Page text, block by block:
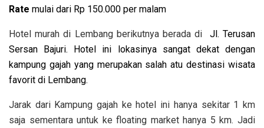
Rate mulai dari Rp 150.000 per malam
Hotel murah di Lembang berikutnya berada di Jl. Terusan
Sersan Bajuri. Hotel ini lokasinya sangat dekat dengan
kampung gajah yang merupakan salah atu destinasi wisata
favorit di Lembang.
Jarak dari Kampung gajah ke hotel ini hanya sekitar 1 km
saja sementara untuk ke floating market hanya 5 km. Jadi